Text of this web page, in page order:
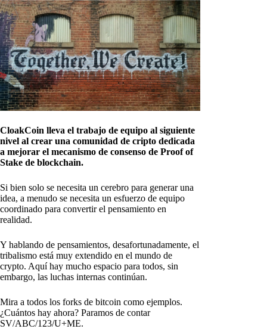
CloakCoin lleva el trabajo de equipo al siguiente
nivel al crear una comunidad de cripto dedicada
a mejorar el mecanismo de consenso de Proof of
Stake de blockchain.
Si bien solo se necesita un cerebro para generar una
idea, a menudo se necesita un esfuerzo de equipo
coordinado para convertir el pensamiento en
realidad.
Y hablando de pensamientos, desafortunadamente, el
tribalismo está muy extendido en el mundo de
crypto. Aquí hay mucho espacio para todos, sin
embargo, las luchas internas continúan.
Mira a todos los forks de bitcoin como ejemplos.
¿Cuántos hay ahora? Paramos de contar
SV/ABC/123/U+ME.